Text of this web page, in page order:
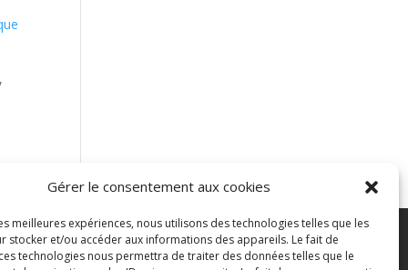
Gérer le consentement aux cookies
meilleures expériences, nous utilisons des technologies telles que les
stocker et/ou accéder aux informations des appareils. Le fait de
technologies nous permettra de traiter des données telles que le
Blog